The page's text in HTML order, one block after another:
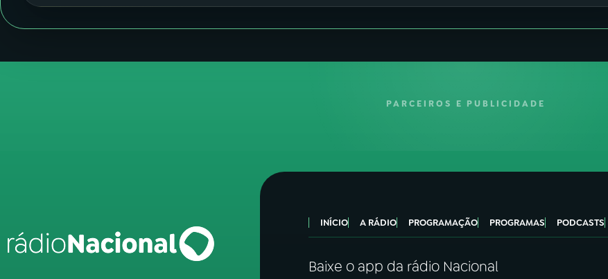
PARCEIROS E PUBLICIDADE
INÍCIO A RÁDIO PROGRAMAÇÃO PROGRAMAS PODCASTS
Baixe o app da rádio Nacional